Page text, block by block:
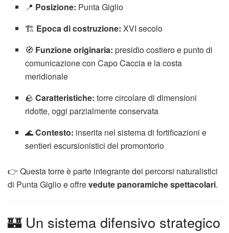
📍 Posizione: Punta Giglio
🏗️ Epoca di costruzione: XVI secolo
🧭 Funzione originaria: presidio costiero e punto di
comunicazione con Capo Caccia e la costa
meridionale
🪨Caratteristiche: torre circolare di dimensioni
ridotte, oggi parzialmente conservata
🌊Contesto: inserita nel sistema di fortificazioni e
sentieri escursionistici del promontorio
👉 Questa torre è parte integrante dei percorsi naturalistici
di Punta Giglio e offrevedute panoramiche spettacolari.
🏰 Un sistema difensivo strategico